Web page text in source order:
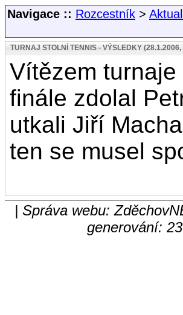
Navigace :: Rozcestník >
TURNAJ STOLNÍ TENNIS - VÝSLEDKY
Vítězem
finále zdolal
utkali Jiří
ten se musel
| Správa webu:
generování: